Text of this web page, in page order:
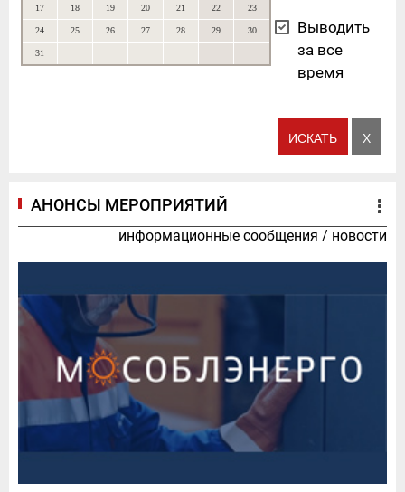
17 18 19 20 21 22 23
24 25 26 27 28 29 30
31
Выводить
за все
время
АНОНСЫ МЕРОПРИЯТИЙ
информационные сообщения / новости